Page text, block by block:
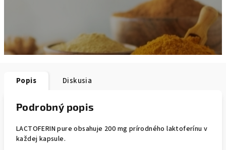
Popis Diskusia
Podrobný popis
LACTOFERIN pure obsahuje 200 mg prírodného laktoferínu v
každej kapsule.